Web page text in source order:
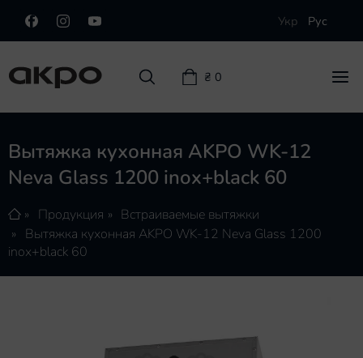
Укр Рус
₴ 0
Островные вытяжки
Пристенные вытяжки
Встраиваемые вытяжки
Телескопические вытяжки
Интегрированные вытяжки
Вытяжка кухонная AKPO WK-12
Neva Glass 1200 inox+black 60
Продукция
Встраиваемые вытяжки
Вытяжка кухонная AKPO WK-12 Neva Glass 1200
inox+black 60